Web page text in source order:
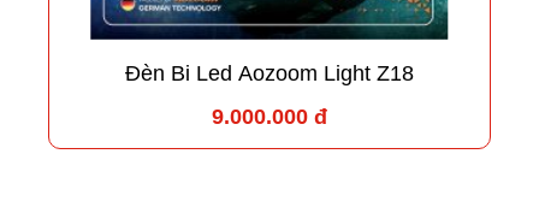
Đèn Bi Led Aozoom Light Z18
9.000.000 đ